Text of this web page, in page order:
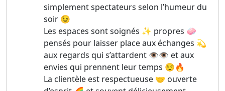
simplement spectateurs selon l’humeur du
soir 😉
Les espaces sont soignés ✨ propres 🧼
pensés pour laisser place aux échanges 💫
aux regards qui s’attardent 👁️👁️ et aux
envies qui prennent leur temps 😌🔥
La clientèle est respectueuse 🤝 ouverte